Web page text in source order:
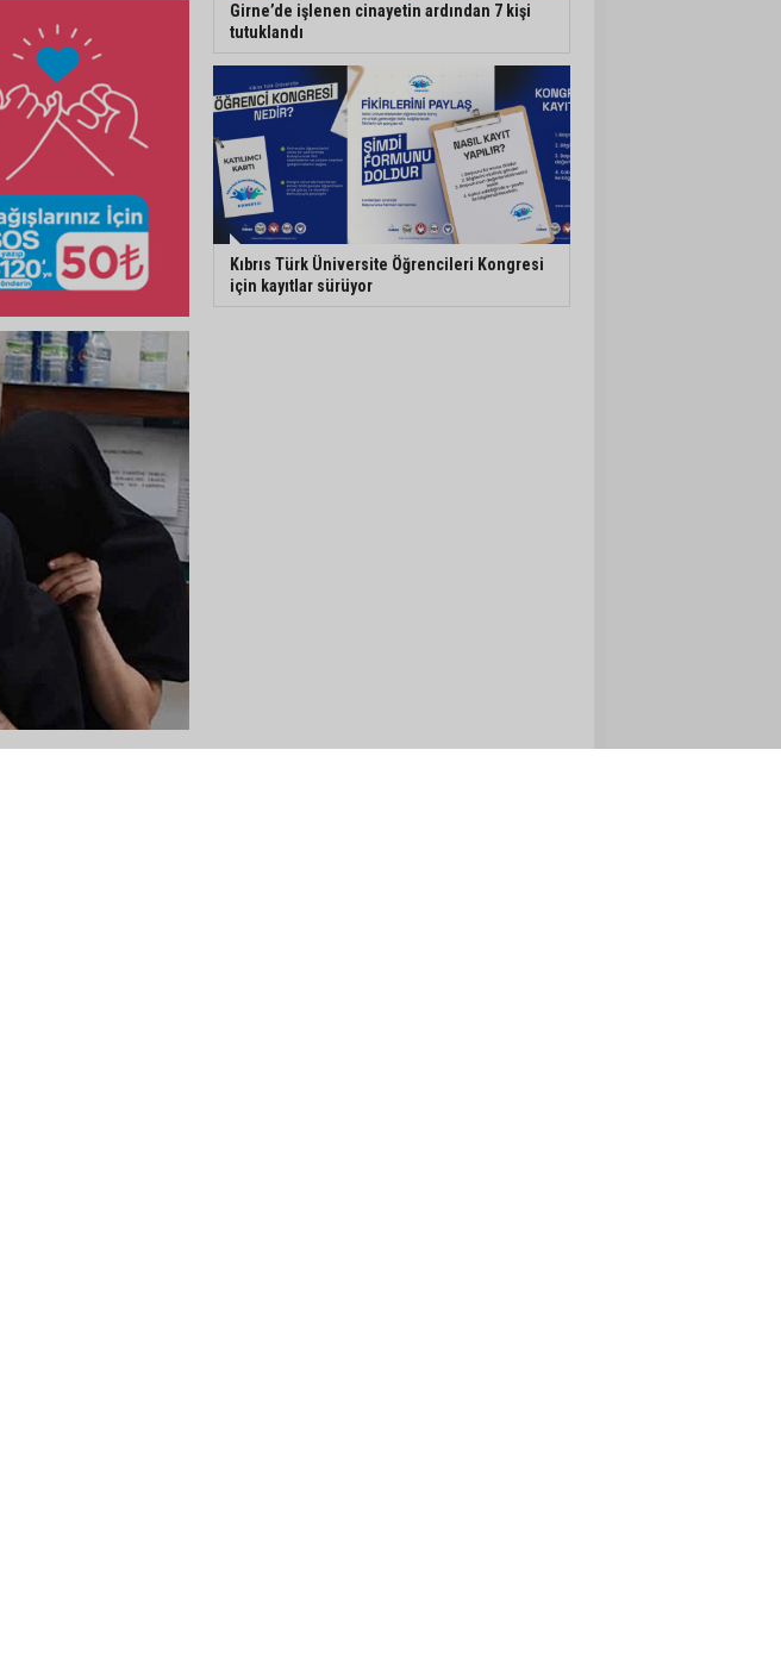
Girne’de işlenen cinayetin ardından 7 kişi
tutuklandı
Kıbrıs Türk Üniversite Öğrencileri Kongresi
için kayıtlar sürüyor